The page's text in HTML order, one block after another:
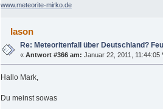
www.meteorite-mirko.de
Iason
Re: Meteoritenfall über Deutschland?
«Antwort #366 am: Januar 22, 2011, 11:44:05
Hallo Mark,
Du meinst sowas